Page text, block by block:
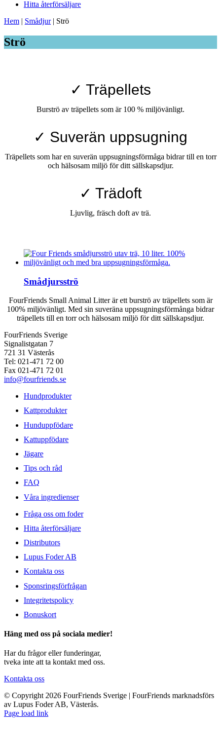
Hitta återförsäljare
Hem | Smådjur| Strö
Strö
✓ Träpellets
Burströ av träpellets som är 100 % miljövänligt.
✓ Suverän uppsugning
Träpellets som har en suverän uppsugningsförmåga bidrar till en torr
och hälsosam miljö för ditt sällskapsdjur.
✓ Trädoft
Ljuvlig, fräsch doft av trä.
Smådjursströ
FourFriends Small Animal Litter är ett burströ av träpellets som är
100% miljövänligt. Med sin suveräna uppsugningsförmånga bidrar
träpellets till en torr och hälsosam miljö för ditt sällskapsdjur.
FourFriends Sverige
Signalistgatan 7
721 31 Västerås
Tel: 021-471 72 00
Fax 021-471 72 01
info@fourfriends.se
Hundprodukter
Kattprodukter
Hunduppfödare
Kattuppfödare
Jägare
Tips och råd
FAQ
Våra ingredienser
Fråga oss om foder
Hitta återförsäljare
Distributors
Lupus Foder AB
Kontakta oss
Sponsringsförfrågan
Integritetspolicy
Bonuskort
Häng med oss på sociala medier!
Har du frågor eller funderingar,
tveka inte att ta kontakt med oss.
Kontakta oss
© Copyright 2026 FourFriends Sverige | FourFriends marknadsförs
av Lupus Foder AB, Västerås.
Page load link